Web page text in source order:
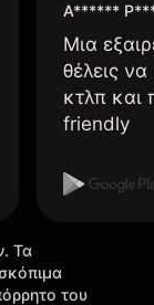
A******
Μια
θέλεις
κτλπ και
friendly
Τα
του